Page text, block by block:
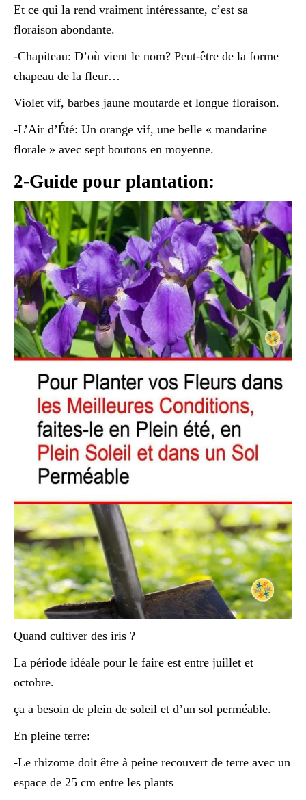
Et ce qui la rend vraiment intéressante, c’est sa
floraison abondante.
-Chapiteau: D’où vient le nom? Peut-être de la forme
chapeau de la fleur…
Violet vif, barbes jaune moutarde et longue floraison.
-L’Air d’Été: Un orange vif, une belle « mandarine
florale » avec sept boutons en moyenne.
2-Guide pour plantation:
Quand cultiver des iris ?
La période idéale pour le faire est entre juillet et
octobre.
ça a besoin de plein de soleil et d’un sol perméable.
En pleine terre:
-Le rhizome doit être à peine recouvert de terre avec un
espace de 25 cm entre les plants